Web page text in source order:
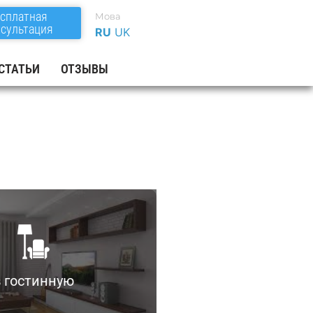
Мова
RU UK
ОТЗЫВЫ
гостинную
помещения на несколько
пространство.
создания необычных